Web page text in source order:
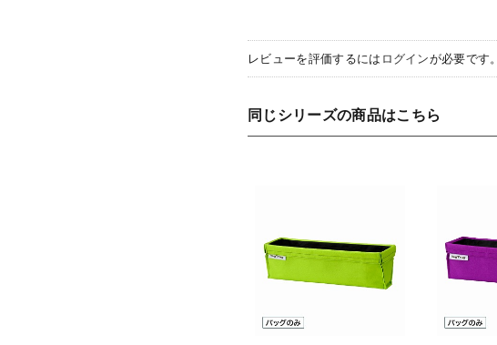
レビューを評価するには ログインが必要です。
同じシリーズの商品はこちら